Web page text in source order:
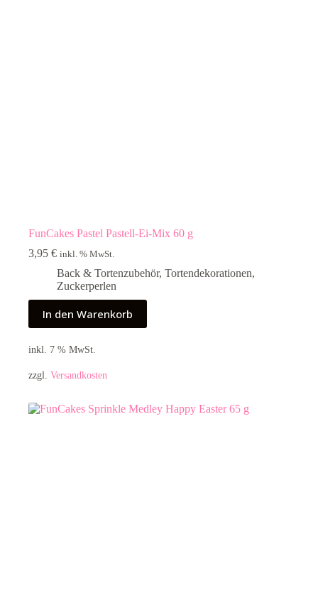
FunCakes Pastel Pastell-Ei-Mix 60 g
3,95 € inkl. % MwSt.
Back & Tortenzubehör, Tortendekorationen,
Zuckerperlen
In den Warenkorb
inkl. 7 % MwSt.
zzgl. Versandkosten